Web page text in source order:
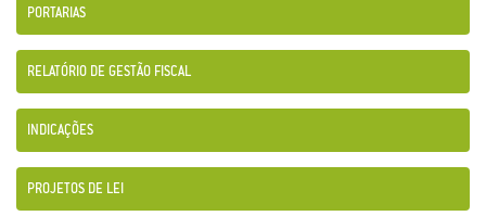
PORTARIAS
RELATÓRIO DE GESTÃO FISCAL
INDICAÇÕES
PROJETOS DE LEI